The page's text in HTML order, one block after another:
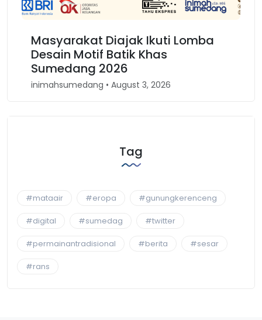
Lomba
Karnaval Binokasih, Merajut
Kembali Spirit Kesundaan
Barat
inimahsumedang • April 30, 2026
Tag
#mataair #eropa #gunungkerenceng
#digital #sumedag #twitter
#permainantradisional #berita #sesar
#rans